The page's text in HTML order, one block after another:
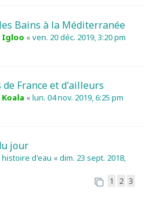
Bains à la Méditerranée
Igloo «ven. 20 déc. 2019, 3:20 pm
de France et d'ailleurs
Koala «lun. 04 nov. 2019, 6:25 pm
jour
histoire d'eau «dim. 23 sept. 2018,
1 2 3